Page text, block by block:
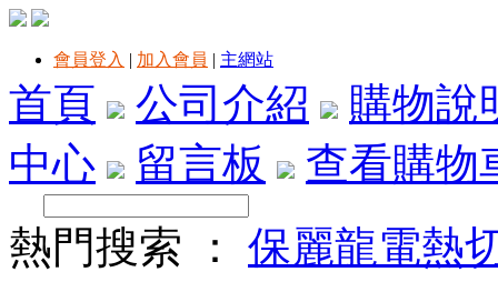
會員登入 | 加入會員 | 主網站
首頁 公司介紹
購物說
中心
留言板
查看購物
熱門搜索 ： 保麗龍電熱